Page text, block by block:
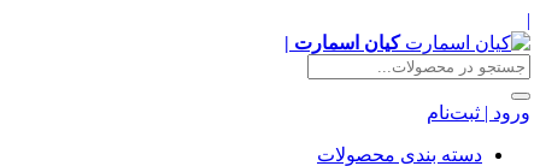
|
کیان اسمارت |
ورود | ثبت‌نام
دسته بندی محصولات